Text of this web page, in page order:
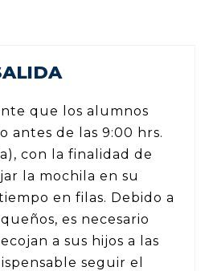
que los alumnos
antes de las 9:00 hrs.
con la finalidad de
la mochila en su
en filas. Debido a
es necesario
a sus hijos a las
seguir el